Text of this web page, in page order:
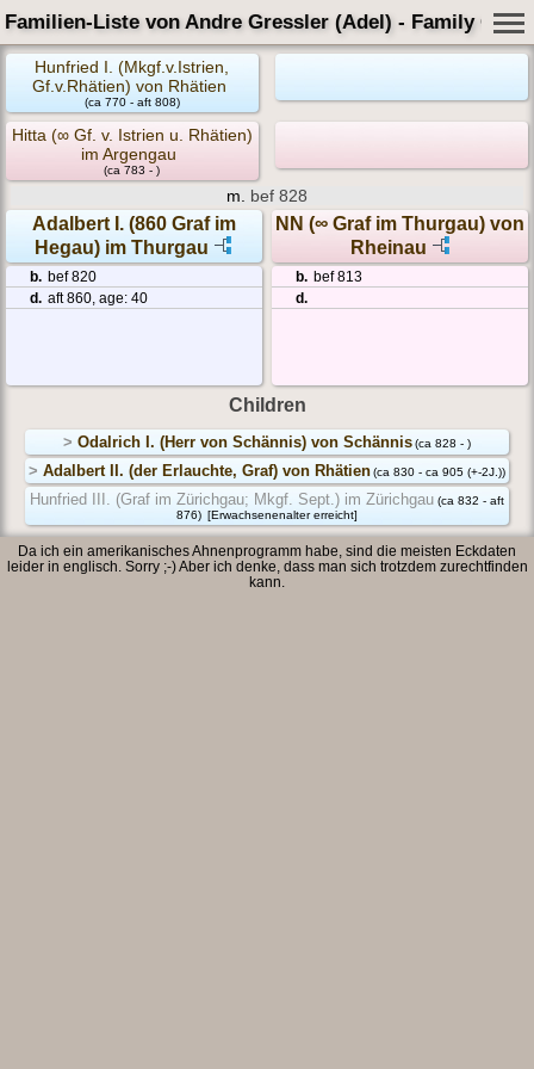
Familien-Liste von Andre Gressler (Adel) - Family Card
Hunfried I. (Mkgf.v.Istrien,
Gf.v.Rhätien) von Rhätien
(ca 770 - aft 808)
Hitta (∞ Gf. v. Istrien u. Rhätien)
im Argengau
(ca 783 - )
m. bef 828
Adalbert I. (860 Graf im
Hegau) im Thurgau
NN (∞ Graf im Thurgau) von
Rheinau
b. bef 820
d. aft 860, age: 40
b. bef 813
d.
Children
> Odalrich I. (Herr von Schännis) von Schännis(ca 828 - )
> Adalbert II. (der Erlauchte, Graf) von Rhätien(ca 830 - ca 905 (+-2J.))
Hunfried III. (Graf im Zürichgau; Mkgf. Sept.) im Zürichgau (ca 832 - aft
876) [Erwachsenenalter erreicht]
Da ich ein amerikanisches Ahnenprogramm habe, sind die meisten Eckdaten
leider in englisch. Sorry ;-) Aber ich denke, dass man sich trotzdem zurechtfinden
kann.